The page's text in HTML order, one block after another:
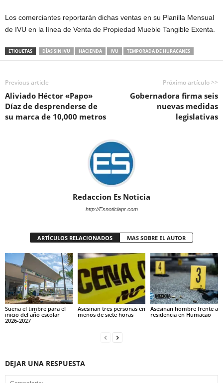
Los comerciantes reportarán dichas ventas en su Planilla Mensual
de IVU en la línea de Venta de Propiedad Mueble Tangible Exenta.
ETIQUETAS DÍAS SIN IVU HACIENDA IVU TEMPORADA DE HURACANES
Previous article
Aliviado Héctor «Papo»
Díaz de desprenderse de
su marca de 10,000 metros
Próximo artículo >>
Gobernadora firma seis
nuevas medidas
legislativas
Redaccion Es Noticia
http://Esnoticiapr.com
ARTÍCULOS RELACIONADOS MAS SOBRE EL AUTOR
Suena el timbre para el
inicio del año escolar
2026-2027
Asesinan tres personas en
menos de siete horas
Asesinan hombre frente a
residencia en Humacao
DEJAR UNA RESPUESTA